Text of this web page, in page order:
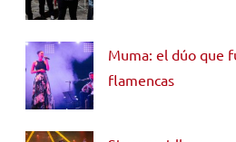
Muma: el dúo que
flamencas